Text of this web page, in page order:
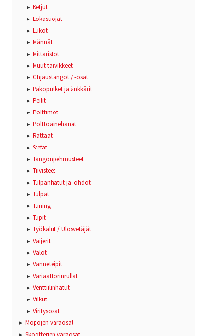
Ketjut
Lokasuojat
Lukot
Männät
Mittaristot
Muut tarvikkeet
Ohjaustangot / -osat
Pakoputket ja änkkärit
Peilit
Polttimot
Polttoainehanat
Rattaat
Stefat
Tangonpehmusteet
Tiivisteet
Tulpanhatut ja johdot
Tulpat
Tuning
Tupit
Työkalut / Ulosvetäjät
Vaijerit
Valot
Vanneteipit
Variaattorinrullat
Venttiilinhatut
Vilkut
Viritysosat
Mopojen varaosat
Skootterien varaosat